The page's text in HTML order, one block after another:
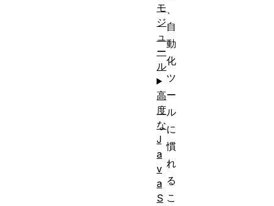
自
動
化
ツ
ー
ル
に
慣
れ
る
こ
モ
ジ
ュ
ー
ル
高
度
な
J
a
v
a
S